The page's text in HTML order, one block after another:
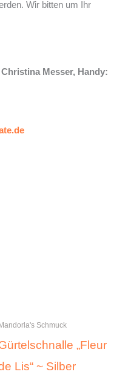
Wir bitten um Ihr
Christina Messer, Handy:
Mandorla's Schmuck
„Fleur
Lis“ ~ Silber